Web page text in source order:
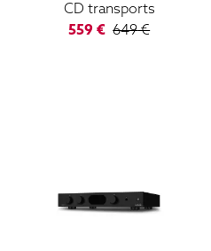
CD transports
559 € 649€